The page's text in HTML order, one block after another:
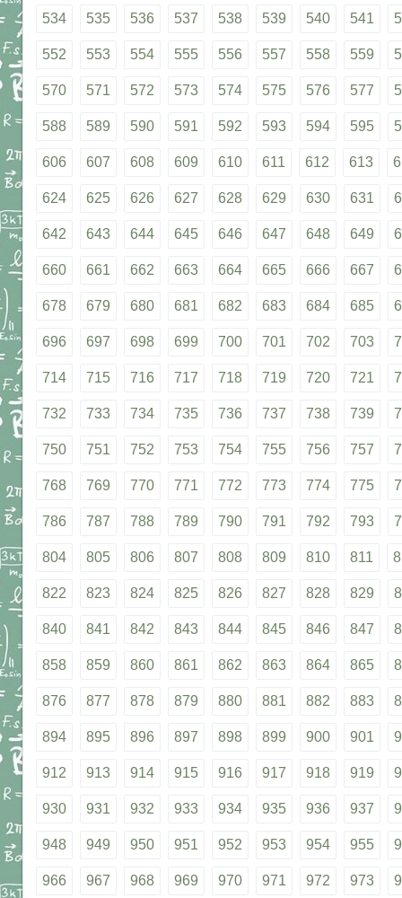
534 535 536 537 538 539 540 541
552 553 554 555 556 557 558 559
570 571 572 573 574 575 576 577
588 589 590 591 592 593 594 595
606 607 608 609 610 611 612 613
624 625 626 627 628 629 630 631
642 643 644 645 646 647 648 649
660 661 662 663 664 665 666 667
678 679 680 681 682 683 684 685
696 697 698 699 700 701 702 703
714 715 716 717 718 719 720 721
732 733 734 735 736 737 738 739
750 751 752 753 754 755 756 757
768 769 770 771 772 773 774 775
786 787 788 789 790 791 792 793
804 805 806 807 808 809 810 811
822 823 824 825 826 827 828 829
840 841 842 843 844 845 846 847
858 859 860 861 862 863 864 865
876 877 878 879 880 881 882 883
894 895 896 897 898 899 900 901
912 913 914 915 916 917 918 919
930 931 932 933 934 935 936 937
948 949 950 951 952 953 954 955
966 967 968 969 970 971 972 973